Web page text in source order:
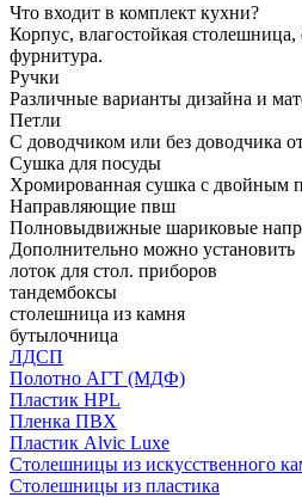
Что входит в комплект кухни?
Корпус, влагостойкая столешница,
фурнитура.
Ручки
Различные варианты дизайна и
Петли
С доводчиком или без доводчика
Сушка для посуды
Хромированная сушка с двойным
Направляющие пвш
Полновыдвижные шариковые
Дополнительно можно установить
лоток для стол. приборов
тандембоксы
столешница из камня
бутылочница
ЛДСП
Полотно АГТ (МДФ)
Пластик HPL
Пленка ПВХ
Пластик Alvic Luxe
Столешницы из искусственного
Столешницы из пластика